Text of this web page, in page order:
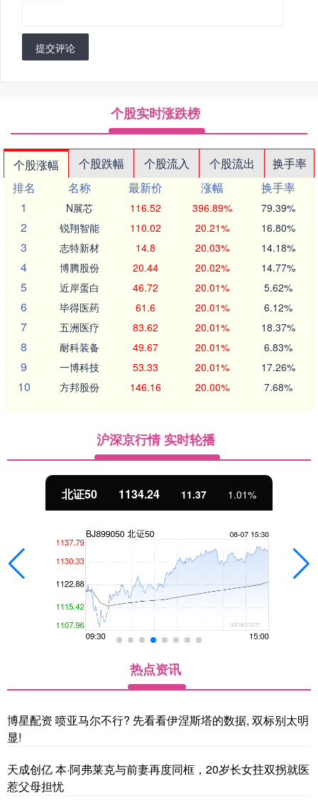
提交评论
个股实时涨跌榜
个股涨幅 个股跌幅 个股流入 个股流出
换手率
排名
名称 最新价 涨幅
换手率
1
N展芯 116.52 396.89% 79.39%
2 锐翔智能 110.02 20.21% 16.80%
3 志特新材 14.8 20.03% 14.18%
4 博腾股份 20.44 20.02% 14.77%
5 近岸蛋白 46.72 20.01% 5.62%
6 毕得医药 61.6 20.01% 6.12%
7 五洲医疗 83.62 20.01% 18.37%
8 耐科装备 49.67 20.01% 6.83%
9 一博科技 53.33 20.01% 17.26%
10 方邦股份 146.16 20.00% 7.68%
沪深京行情 实时轮播
北证50 1134.24 11.37 1.01%
热点资讯
博星配资 喷亚马尔不行? 先看看伊涅斯塔的数据, 双标别太明
显!
天成创亿 本·阿弗莱克与前妻再度同框，20岁长女拄双拐就医
惹父母担忧